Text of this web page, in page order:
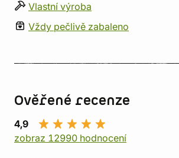
Vlastní výroba
Vždy pečlivě zabaleno
Ověřené recenze
4,9
zobraz 12990 hodnocení